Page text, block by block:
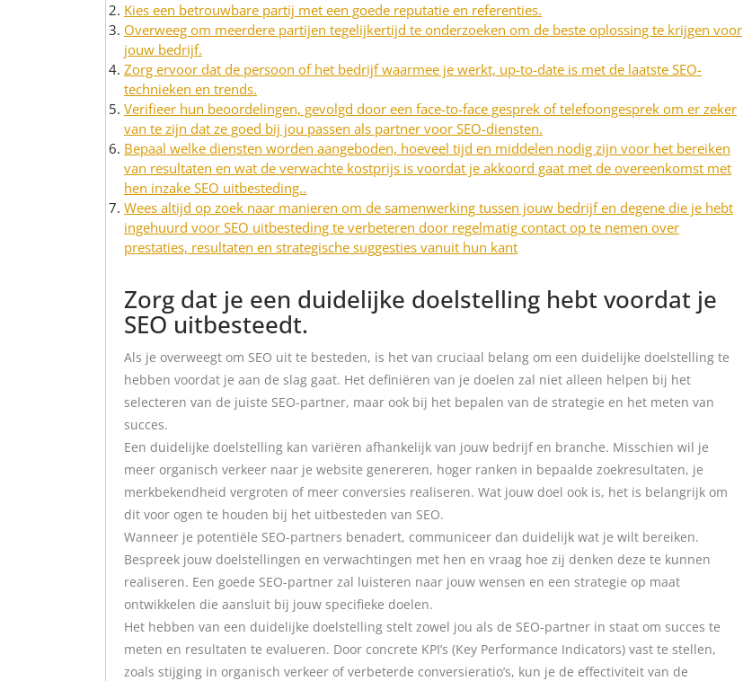
Kies een betrouwbare partij met een goede reputatie en referenties.
Overweeg om meerdere partijen tegelijkertijd te onderzoeken om de beste oplossing te krijgen voor
jouw bedrijf.
Zorg ervoor dat de persoon of het bedrijf waarmee je werkt, up-to-date is met de laatste SEO-
technieken en trends.
Verifieer hun beoordelingen, gevolgd door een face-to-face gesprek of telefoongesprek om er zeker
van te zijn dat ze goed bij jou passen als partner voor SEO-diensten.
Bepaal welke diensten worden aangeboden, hoeveel tijd en middelen nodig zijn voor het bereiken
van resultaten en wat de verwachte kostprijs is voordat je akkoord gaat met de overeenkomst met
hen inzake SEO uitbesteding..
Wees altijd op zoek naar manieren om de samenwerking tussen jouw bedrijf en degene die je hebt
ingehuurd voor SEO uitbesteding te verbeteren door regelmatig contact op te nemen over
prestaties, resultaten en strategische suggesties vanuit hun kant
Zorg dat je een duidelijke doelstelling hebt voordat je
SEO uitbesteedt.
Als je overweegt om SEO uit te besteden, is het van cruciaal belang om een duidelijke doelstelling te
hebben voordat je aan de slag gaat. Het definiëren van je doelen zal niet alleen helpen bij het
selecteren van de juiste SEO-partner, maar ook bij het bepalen van de strategie en het meten van
succes.
Een duidelijke doelstelling kan variëren afhankelijk van jouw bedrijf en branche. Misschien wil je
meer organisch verkeer naar je website genereren, hoger ranken in bepaalde zoekresultaten, je
merkbekendheid vergroten of meer conversies realiseren. Wat jouw doel ook is, het is belangrijk om
dit voor ogen te houden bij het uitbesteden van SEO.
Wanneer je potentiële SEO-partners benadert, communiceer dan duidelijk wat je wilt bereiken.
Bespreek jouw doelstellingen en verwachtingen met hen en vraag hoe zij denken deze te kunnen
realiseren. Een goede SEO-partner zal luisteren naar jouw wensen en een strategie op maat
ontwikkelen die aansluit bij jouw specifieke doelen.
Het hebben van een duidelijke doelstelling stelt zowel jou als de SEO-partner in staat om succes te
meten en resultaten te evalueren. Door concrete KPI’s (Key Performance Indicators) vast te stellen,
zoals stijging in organisch verkeer of verbeterde conversieratio’s, kun je de effectiviteit van de